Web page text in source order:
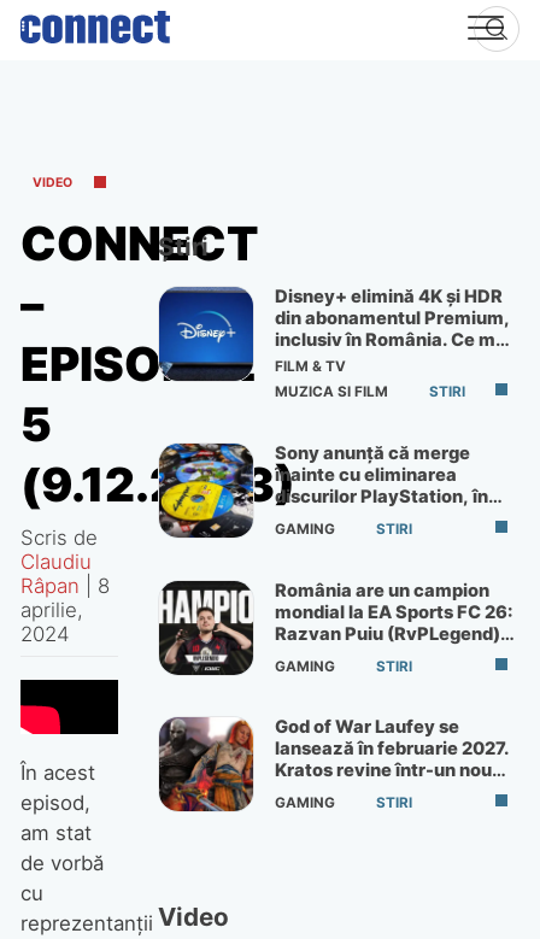
Skip
VIDEO
CONNECT
–
EPISODUL
5
(9.12.2023)
Scris de
Claudiu
Râpan
8
aprilie,
2024
În acest
episod,
am stat
de vorbă
cu
reprezentanții
Știri
Disney+ elimină 4K și HDR
din abonamentul Premium,
inclusiv în România. Ce mai
primești de 60 lei pe lună
FILM & TV
MUZICA SI FILM
STIRI
Sony anunță că merge
înainte cu eliminarea
discurilor PlayStation, în
ciuda protestelor
GAMING STIRI
România are un campion
mondial la EA Sports FC 26:
Razvan Puiu (RvPLegend)
câștigă turneul de la Paris
GAMING STIRI
God of War Laufey se
lansează în februarie 2027.
Kratos revine într-un nou
God of War
GAMING STIRI
Video